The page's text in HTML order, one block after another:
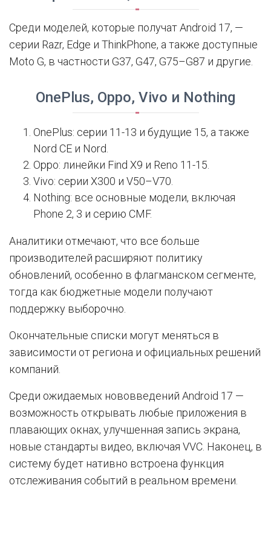
Среди моделей, которые получат Android 17, —
серии Razr, Edge и ThinkPhone, а также доступные
Moto G, в частности G37, G47, G75–G87 и другие.
OnePlus, Oppo, Vivo и Nothing
OnePlus: серии 11-13 и будущие 15, а также
Nord CE и Nord.
Oppo: линейки Find X9 и Reno 11-15.
Vivo: серии X300 и V50–V70.
Nothing: все основные модели, включая
Phone 2, 3 и серию CMF.
Аналитики отмечают, что все больше
производителей расширяют политику
обновлений, особенно в флагманском сегменте,
тогда как бюджетные модели получают
поддержку выборочно.
Окончательные списки могут меняться в
зависимости от региона и официальных решений
компаний.
Среди ожидаемых нововведений Android 17 —
возможность открывать любые приложения в
плавающих окнах, улучшенная запись экрана,
новые стандарты видео, включая VVC. Наконец, в
систему будет нативно встроена функция
отслеживания событий в реальном времени.